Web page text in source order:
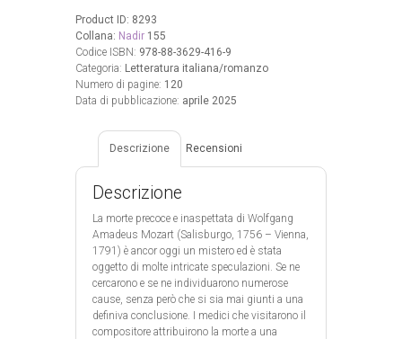
Product ID: 8293
Collana: Nadir 155
Codice ISBN: 978-88-3629-416-9
Categoria: Letteratura italiana/romanzo
Numero di pagine: 120
Data di pubblicazione: aprile 2025
Descrizione Recensioni
Descrizione
La morte precoce e inaspettata di Wolfgang
Amadeus Mozart (Salisburgo, 1756 – Vienna,
1791) è ancor oggi un mistero ed è stata
oggetto di molte intricate speculazioni. Se ne
cercarono e se ne individuarono numerose
cause, senza però che si sia mai giunti a una
definiva conclusione. I medici che visitarono il
compositore attribuirono la morte a una